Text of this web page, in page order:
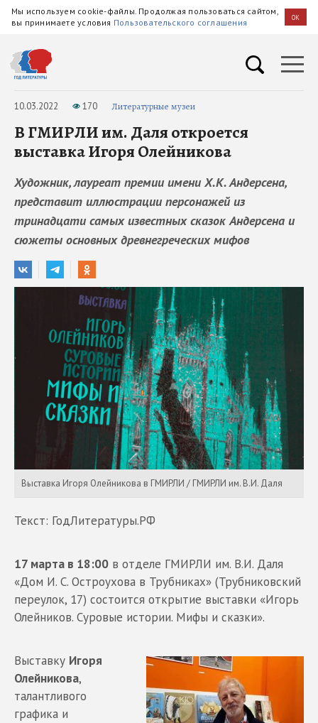
Мы используем cookie-файлы. Продолжая пользоваться сайтом,
вы принимаете условия Пользовательского соглашения OK
10.03.2022 170 Литературные музеи
В ГМИРЛИ им. Даля откроется
выставка Игоря Олейникова
Художник, лауреат премии имени Х.К. Андерсена,
представит иллюстрации персонажей из
тринадцати самых известных сказок Андерсена и
сюжеты основных древнегреческих мифов
Выставка Игоря Олейникова в ГМИРЛИ / ГМИРЛИ им. В.И. Даля
Текст: ГодЛитературы.РФ
17 марта в 18:00 в отделе ГМИРЛИ им. В.И. Даля
«Дом И. С. Остроухова в Трубниках» (Трубниковский
переулок, 17) состоится открытие выставки «Игорь
Олейников. Суровые истории. Мифы и сказки».
Выставку Игоря
Олейникова,
талантливого
графика и